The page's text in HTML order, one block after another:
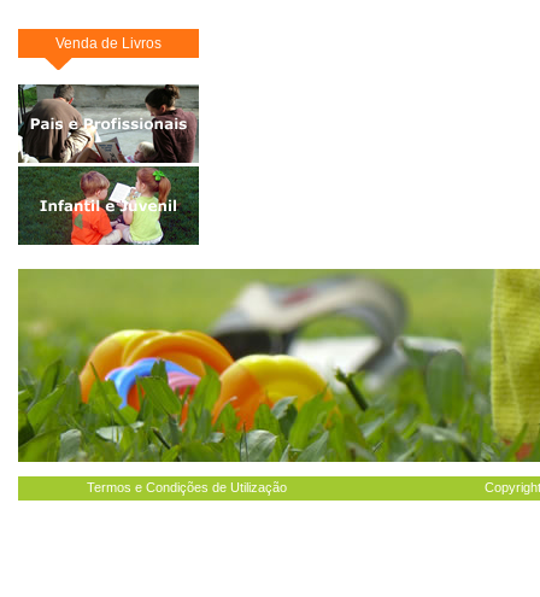
Venda de Livros
Termos e Condições de Utilização